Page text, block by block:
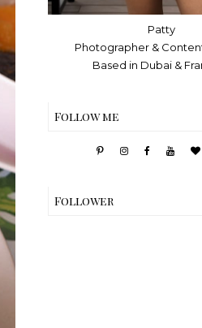
Patty
Photographer &
Based in Dubai &
Follow me
Follower